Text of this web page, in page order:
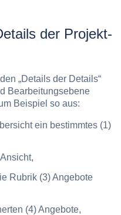
der Projekt-
„Details der Details“
Bearbeitungsebene
Beispiel so aus:
ein bestimmtes (1)
Rubrik (3) Angebote
(4) Angebote,